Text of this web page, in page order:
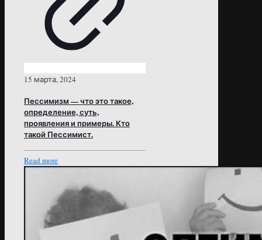
15 марта, 2024
Пессимизм — что это такое,
определение, суть,
проявления и примеры. Кто
такой Пессимист.
Read more